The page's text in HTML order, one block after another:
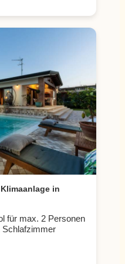
in
für max. 2 Personen
Schlafzimmer